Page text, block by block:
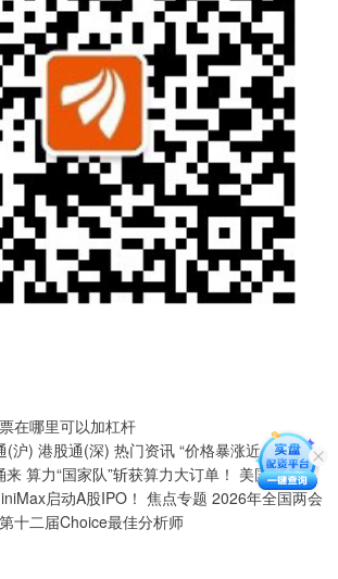
在哪里可以加杠杆
(沪) 港股通(深) 热门资讯 “价格暴涨近
来 算力“国家队”斩获算力大订单！ 美国财政部
启动A股IPO！ 焦点专题 2026年全国两会
十二届Choice最佳分析师